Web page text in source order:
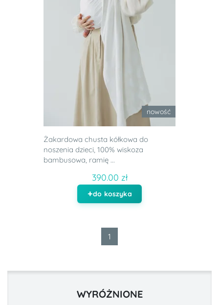
nowość
Żakardowa chusta kółkowa do
noszenia dzieci, 100% wiskoza
bambusowa, ramię ...
390.00 zł
do koszyka
1
WYRÓŻNIONE